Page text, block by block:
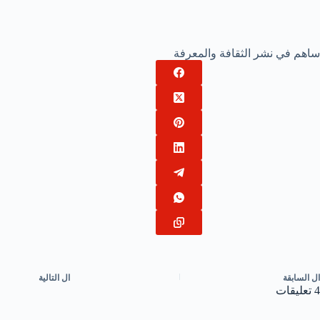
ساهم في نشر الثقافة والمعرفة
ال السابقة ال التالية
4 تعليقات